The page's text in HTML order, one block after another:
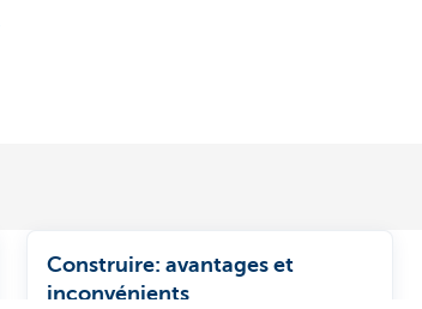
Construire: avantages et
inconvénients